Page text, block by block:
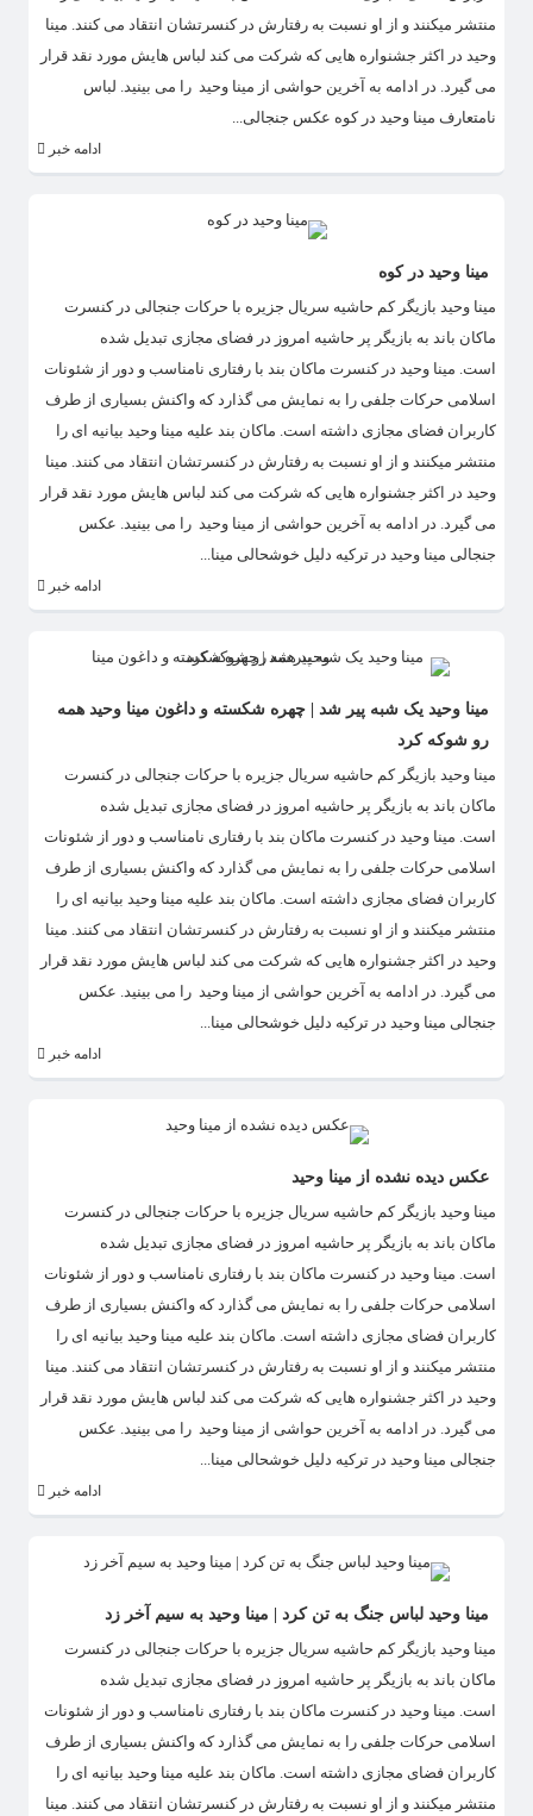
منتشر میکنند و از او نسبت به رفتارش در کنسرتشان انتقاد می کنند. مینا
وحید در اکثر جشنواره هایی که شرکت می کند لباس هایش مورد نقد قرار
می گیرد. در ادامه به آخرین حواشی از مینا وحید را می بینید. لباس
نامتعارف مینا وحید در کوه عکس جنجالی...
ادامه خبر
مینا وحید در کوه
مینا وحید بازیگر کم حاشیه سریال جزیره با حرکات جنجالی در کنسرت
ماکان باند به بازیگر پر حاشیه امروز در فضای مجازی تبدیل شده
است. مینا وحید در کنسرت ماکان بند با رفتاری نامناسب و دور از شئونات
اسلامی حرکات جلفی را به نمایش می گذارد که واکنش بسیاری از طرف
کاربران فضای مجازی داشته است. ماکان بند علیه مینا وحید بیانیه ای را
منتشر میکنند و از او نسبت به رفتارش در کنسرتشان انتقاد می کنند. مینا
وحید در اکثر جشنواره هایی که شرکت می کند لباس هایش مورد نقد قرار
می گیرد. در ادامه به آخرین حواشی از مینا وحید را می بینید. عکس
جنجالی مینا وحید در ترکیه دلیل خوشحالی مینا...
ادامه خبر
مینا وحید یک شبه پیر شد | چهره شکسته و داغون مینا وحید همه
رو شوکه کرد
مینا وحید بازیگر کم حاشیه سریال جزیره با حرکات جنجالی در کنسرت
ماکان باند به بازیگر پر حاشیه امروز در فضای مجازی تبدیل شده
است. مینا وحید در کنسرت ماکان بند با رفتاری نامناسب و دور از شئونات
اسلامی حرکات جلفی را به نمایش می گذارد که واکنش بسیاری از طرف
کاربران فضای مجازی داشته است. ماکان بند علیه مینا وحید بیانیه ای را
منتشر میکنند و از او نسبت به رفتارش در کنسرتشان انتقاد می کنند. مینا
وحید در اکثر جشنواره هایی که شرکت می کند لباس هایش مورد نقد قرار
می گیرد. در ادامه به آخرین حواشی از مینا وحید را می بینید. عکس
جنجالی مینا وحید در ترکیه دلیل خوشحالی مینا...
ادامه خبر
عکس دیده نشده از مینا وحید
مینا وحید بازیگر کم حاشیه سریال جزیره با حرکات جنجالی در کنسرت
ماکان باند به بازیگر پر حاشیه امروز در فضای مجازی تبدیل شده
است. مینا وحید در کنسرت ماکان بند با رفتاری نامناسب و دور از شئونات
اسلامی حرکات جلفی را به نمایش می گذارد که واکنش بسیاری از طرف
کاربران فضای مجازی داشته است. ماکان بند علیه مینا وحید بیانیه ای را
منتشر میکنند و از او نسبت به رفتارش در کنسرتشان انتقاد می کنند. مینا
وحید در اکثر جشنواره هایی که شرکت می کند لباس هایش مورد نقد قرار
می گیرد. در ادامه به آخرین حواشی از مینا وحید را می بینید. عکس
جنجالی مینا وحید در ترکیه دلیل خوشحالی مینا...
ادامه خبر
مینا وحید لباس جنگ به تن کرد | مینا وحید به سیم آخر زد
مینا وحید بازیگر کم حاشیه سریال جزیره با حرکات جنجالی در کنسرت
ماکان باند به بازیگر پر حاشیه امروز در فضای مجازی تبدیل شده
است. مینا وحید در کنسرت ماکان بند با رفتاری نامناسب و دور از شئونات
اسلامی حرکات جلفی را به نمایش می گذارد که واکنش بسیاری از طرف
کاربران فضای مجازی داشته است. ماکان بند علیه مینا وحید بیانیه ای را
منتشر میکنند و از او نسبت به رفتارش در کنسرتشان انتقاد می کنند. مینا